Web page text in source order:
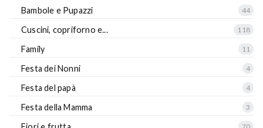
Bambole e Pupazzi 44
Cuscini, copriforno e... 118
Family 11
Festa dei Nonni 4
Festa del papà 4
Festa della Mamma 3